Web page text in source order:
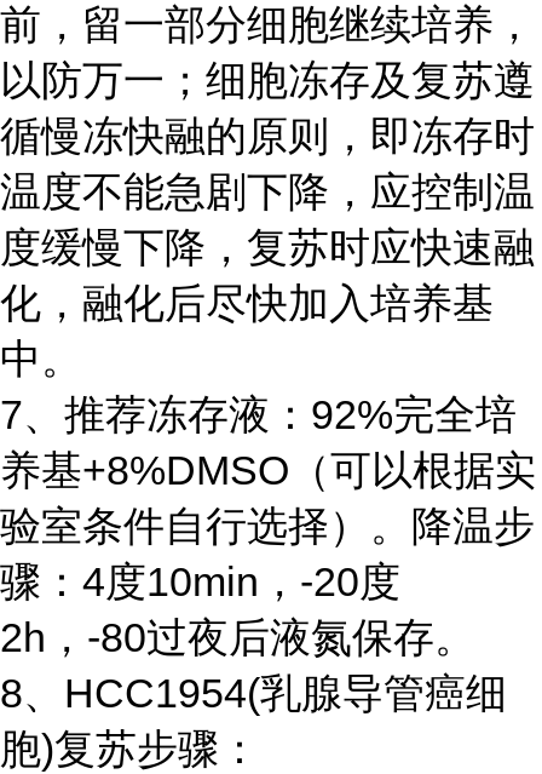
前，留一部分细胞继续培养，
以防万一；细胞冻存及复苏遵
循慢冻快融的原则，即冻存时
温度不能急剧下降，应控制温
度缓慢下降，复苏时应快速融
化，融化后尽快加入培养基
中。
7、推荐冻存液：92%完全培
养基+8%DMSO（可以根据实
验室条件自行选择）。降温步
骤：4度10min，-20度
2h，-80过夜后液氮保存。
8、HCC1954(乳腺导管癌细
胞)复苏步骤：